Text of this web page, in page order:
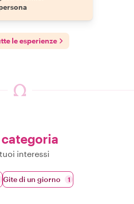
bello, ma
le esperienze
interessi
Gite di un giorno 1